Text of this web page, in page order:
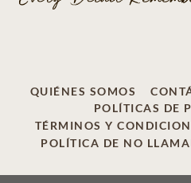
QUIÉNES SOMOS
POLÍTICAS DE
TÉRMINOS Y
POLÍTICA DE NO